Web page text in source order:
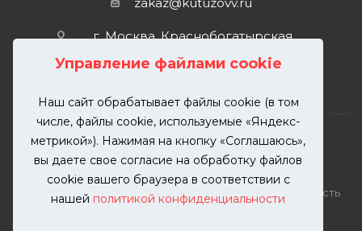
Управление файлами cookie
Наш сайт обрабатывает файлы cookie (в том
числе, файлы cookie, используемые «Яндекс-
метрикой»). Нажимая на кнопку «Соглашаюсь»,
вы даете свое согласие на обработку файлов
cookie вашего браузера в соответствии с
нашей политикой конфиденциальности
г. Москва, Краснобогатырская
2026 © KUTUZOVV | Кузовной ремонт и покраска
автомобилей. Вся информация на сайте – собственность